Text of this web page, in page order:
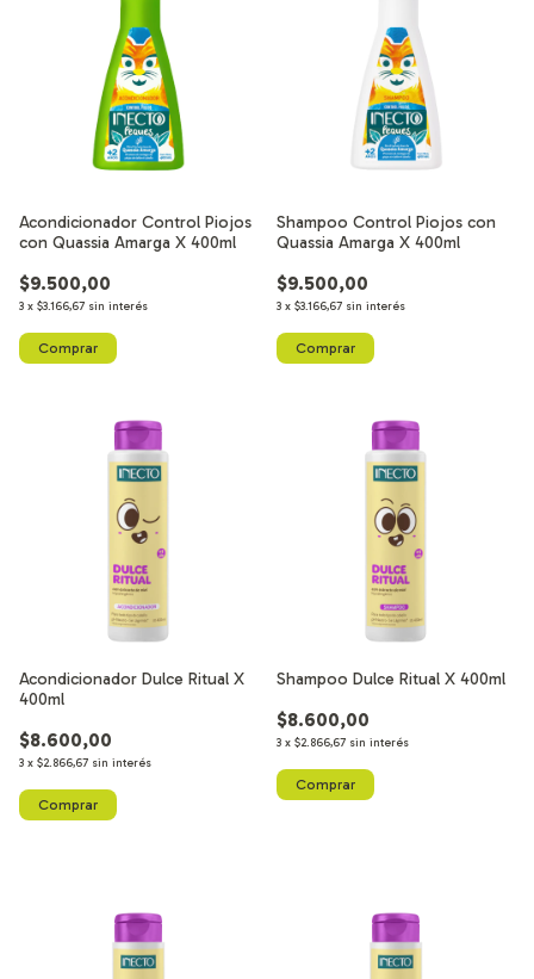
Acondicionador Control Piojos
con Quassia Amarga X 400ml
$9.500,00
3 x $3.166,67 sin interés
Shampoo Control Piojos con
Quassia Amarga X 400ml
$9.500,00
3 x $3.166,67 sin interés
Acondicionador Dulce Ritual X
400ml
$8.600,00
3 x $2.866,67 sin interés
Shampoo Dulce Ritual X 400ml
$8.600,00
3 x $2.866,67 sin interés